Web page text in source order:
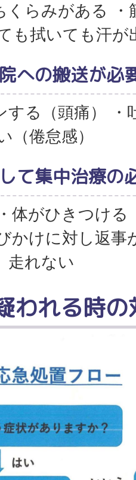
くらみがある
も拭いても汗が
への搬送が必
する（頭痛） ・
（倦怠感）
て集中治療の
体がひきつけ
かけに対し返事
走れない
われる時